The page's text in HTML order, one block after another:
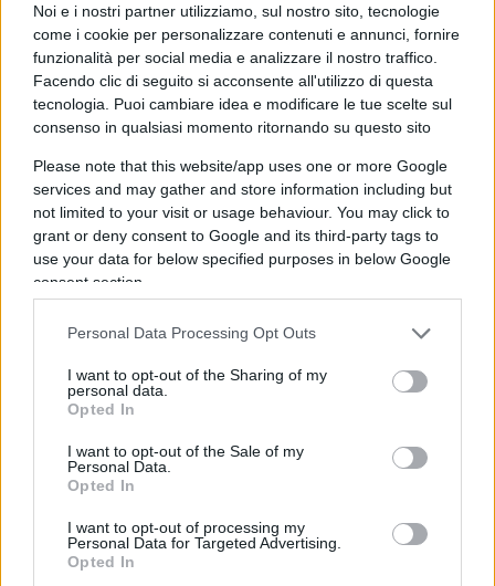
Noi e i nostri partner utilizziamo, sul nostro sito, tecnologie
come i cookie per personalizzare contenuti e annunci, fornire
funzionalità per social media e analizzare il nostro traffico.
Facendo clic di seguito si acconsente all'utilizzo di questa
tecnologia. Puoi cambiare idea e modificare le tue scelte sul
consenso in qualsiasi momento ritornando su questo sito
Please note that this website/app uses one or more Google
services and may gather and store information including but
not limited to your visit or usage behaviour. You may click to
grant or deny consent to Google and its third-party tags to
use your data for below specified purposes in below Google
consent section.
Personal Data Processing Opt Outs
I want to opt-out of the Sharing of my
personal data.
Opted In
I want to opt-out of the Sale of my
Personal Data.
Opted In
I want to opt-out of processing my
Personal Data for Targeted Advertising.
Opted In
grane per l’inquilino della Casa Bianca. La salute
del presidente sembra essere messa in seria
discussione dalla sua agenda quotidiana. “Le
apparizioni pubbliche sono solitamente limitate
fra mezzogiorno e le 16 e
il presidente non viene
disturbato– a meno di emergenze –nel fine
settimana“. Risulta essere limitata anche la sua
esposizione alle interviste, che ad oggi
rappresentano solo un quarto di quelle rilasciate
addirittura un quinto di quelle di
medico disponibile per rispondere ad eventuali
domande, un’eccezione che sbugiarda la regola
rispetto ai casi degli altri presidenti.
Biden, che capitombolo: Joe ruzzola giù dal